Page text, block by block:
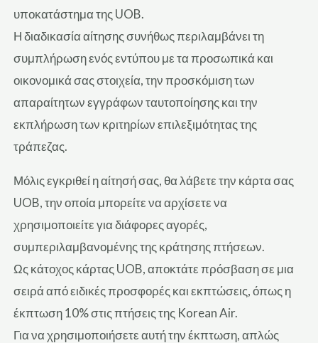
υποκατάστημα της UOB.
Η διαδικασία αίτησης συνήθως περιλαμβάνει τη
συμπλήρωση ενός εντύπου με τα προσωπικά και
οικονομικά σας στοιχεία, την προσκόμιση των
απαραίτητων εγγράφων ταυτοποίησης και την
εκπλήρωση των κριτηρίων επιλεξιμότητας της
τράπεζας.
Μόλις εγκριθεί η αίτησή σας, θα λάβετε την κάρτα σας
UOB, την οποία μπορείτε να αρχίσετε να
χρησιμοποιείτε για διάφορες αγορές,
συμπεριλαμβανομένης της κράτησης πτήσεων.
Ως κάτοχος κάρτας UOB, αποκτάτε πρόσβαση σε μια
σειρά από ειδικές προσφορές και εκπτώσεις, όπως η
έκπτωση 10% στις πτήσεις της Korean Air.
Για να χρησιμοποιήσετε αυτή την έκπτωση, απλώς